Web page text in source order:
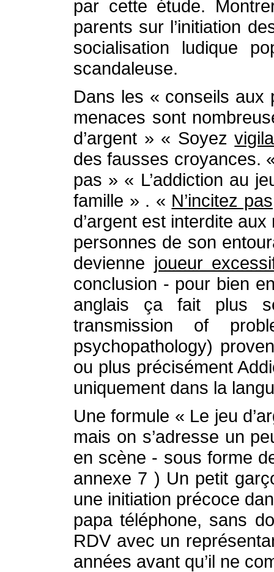
par cette étude.
parents sur l’initiation
socialisation ludique
scandaleuse.
Dans les « conseils aux
menaces sont
d’argent » « Soyez
des fausses croyances.
pas » « L’addiction au
famille » . « N’incitez pas
d’argent est interdite
personnes de son
devienne joueur
conclusion - pour bien
anglais ça fait plus
transmission of
psychopathology)
ou plus précisément
uniquement dans la
Une formule « Le jeu
mais on s’adresse un
en scène - sous forme
annexe 7 ) Un petit
une initiation précoce
papa téléphone, sans
RDV avec un
années avant qu’il ne